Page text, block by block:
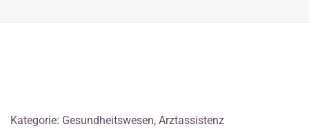
Kategorie: Gesundheitswesen, Arztassistenz